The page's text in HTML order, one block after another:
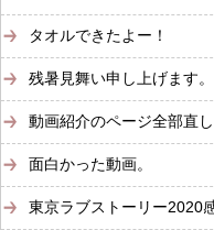
タオルできたよー！
残暑見舞い申し上げます。
動画紹介のページ全部直し
面白かった動画。
東京ラブストーリー2020